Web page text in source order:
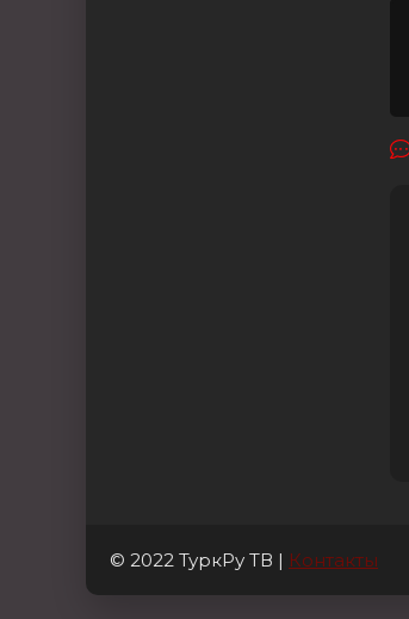
© 2022 ТуркРу ТВ | Контакты